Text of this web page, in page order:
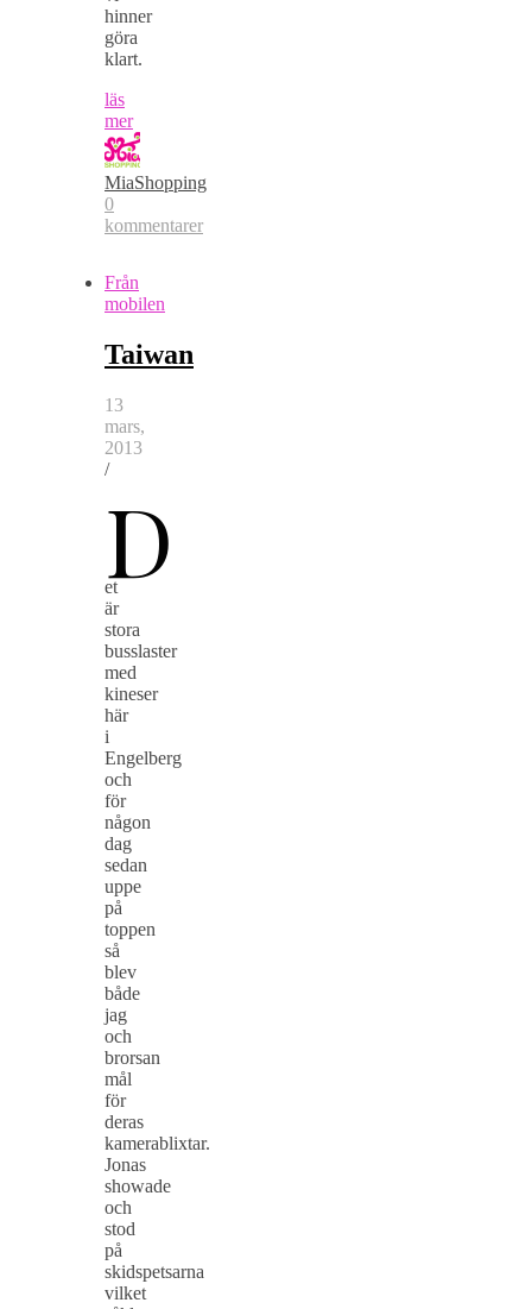
hinner
göra
klart.
läs
mer
MiaShopping
0
kommentarer
Från
mobilen
Taiwan
13
mars,
2013
/
D
et
är
stora
busslaster
med
kineser
här
i
Engelberg
och
för
någon
dag
sedan
uppe
på
toppen
så
blev
både
jag
och
brorsan
mål
för
deras
kamerablixtar.
Jonas
showade
och
stod
på
skidspetsarna
vilket